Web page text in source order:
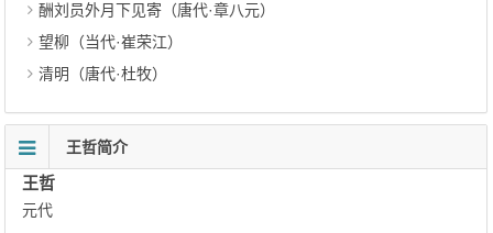
酬刘员外月下见寄（唐代·章八元）
望柳（当代·崔荣江）
清明（唐代·杜牧）
王哲简介
王哲
元代